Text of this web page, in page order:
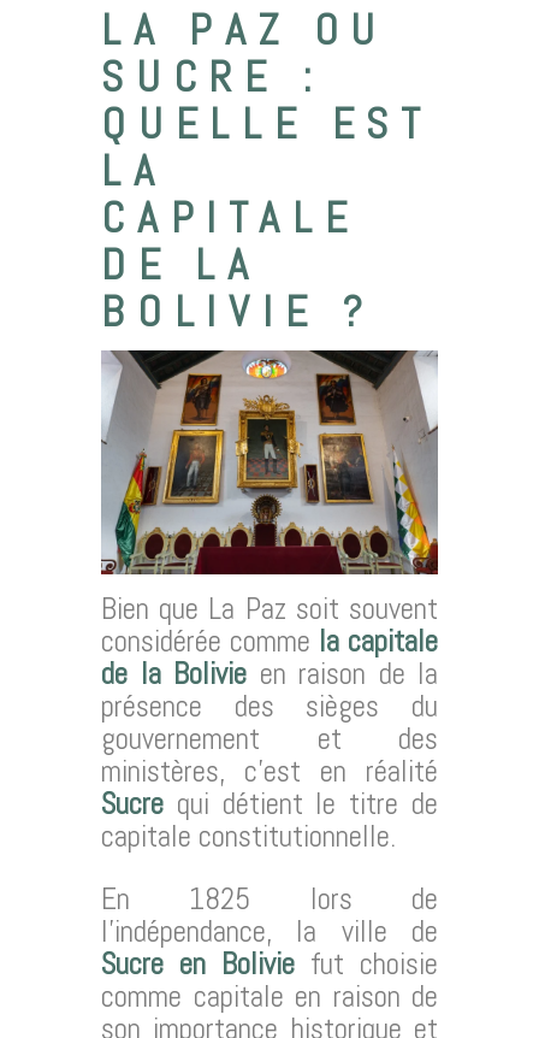
LA PAZ OU
SUCRE :
QUELLE EST
LA
CAPITALE
DE LA
BOLIVIE ?
Bien que La Paz soit souvent
considérée comme la capitale
de la Bolivie en raison de la
présence des sièges du
gouvernement et des
ministères, c’est en réalité
Sucre qui détient le titre de
capitale constitutionnelle.
En 1825 lors de
l’indépendance, la ville de
Sucre en Bolivie fut choisie
comme capitale en raison de
son importance historique et